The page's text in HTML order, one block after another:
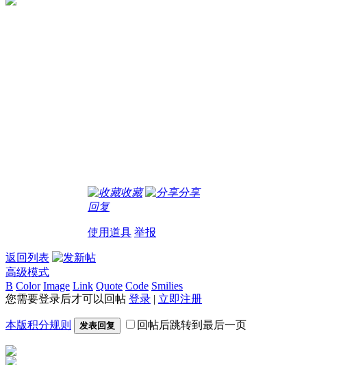
收藏
分享
回复
使用道具 举报
返回列表
高级模式
B Color Image Link Quote Code Smilies
您需要登录后才可以回帖 登录 | 立即注册
本版积分规则 发表回复 回帖后跳转到最后一页